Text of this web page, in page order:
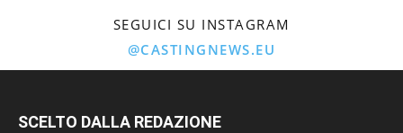
SEGUICI SU INSTAGRAM
@CASTINGNEWS.EU
SCELTO DALLA REDAZIONE